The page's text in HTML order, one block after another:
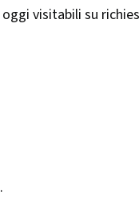
visitabili su